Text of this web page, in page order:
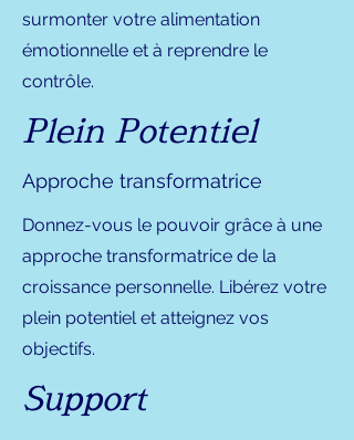
surmonter votre alimentation
émotionnelle et à reprendre le
contrôle.
Plein Potentiel
Approche transformatrice
Donnez-vous le pouvoir grâce à une
approche transformatrice de la
croissance personnelle. Libérez votre
plein potentiel et atteignez vos
objectifs.
Support